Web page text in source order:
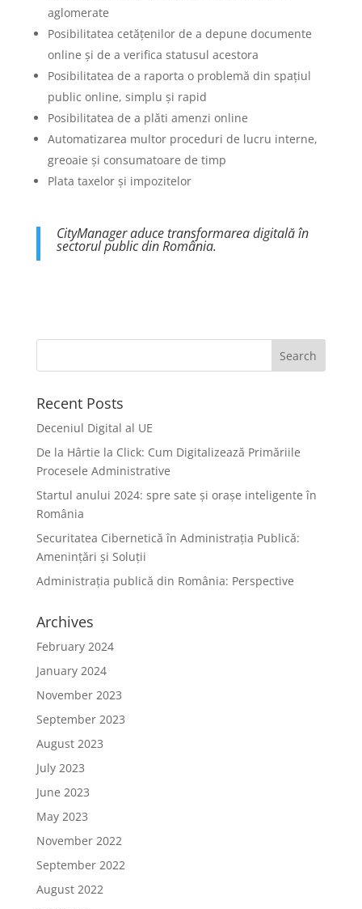
aglomerate
Posibilitatea cetățenilor de a depune documente
online și de a verifica statusul acestora
Posibilitatea de a raporta o problemă din spațiul
public online, simplu și rapid
Posibilitatea de a plăti amenzi online
Automatizarea multor proceduri de lucru interne,
greoaie și consumatoare de timp
Plata taxelor și impozitelor
CityManager aduce transformarea digitală în
sectorul public din România.
Recent Posts
Deceniul Digital al UE
De la Hârtie la Click: Cum Digitalizează Primăriile
Procesele Administrative
Startul anului 2024: spre sate și orașe inteligente în
România
Securitatea Cibernetică în Administrația Publică:
Amenințări și Soluții
Administrația publică din România: Perspective
Archives
February 2024
January 2024
November 2023
September 2023
August 2023
July 2023
June 2023
May 2023
November 2022
September 2022
August 2022